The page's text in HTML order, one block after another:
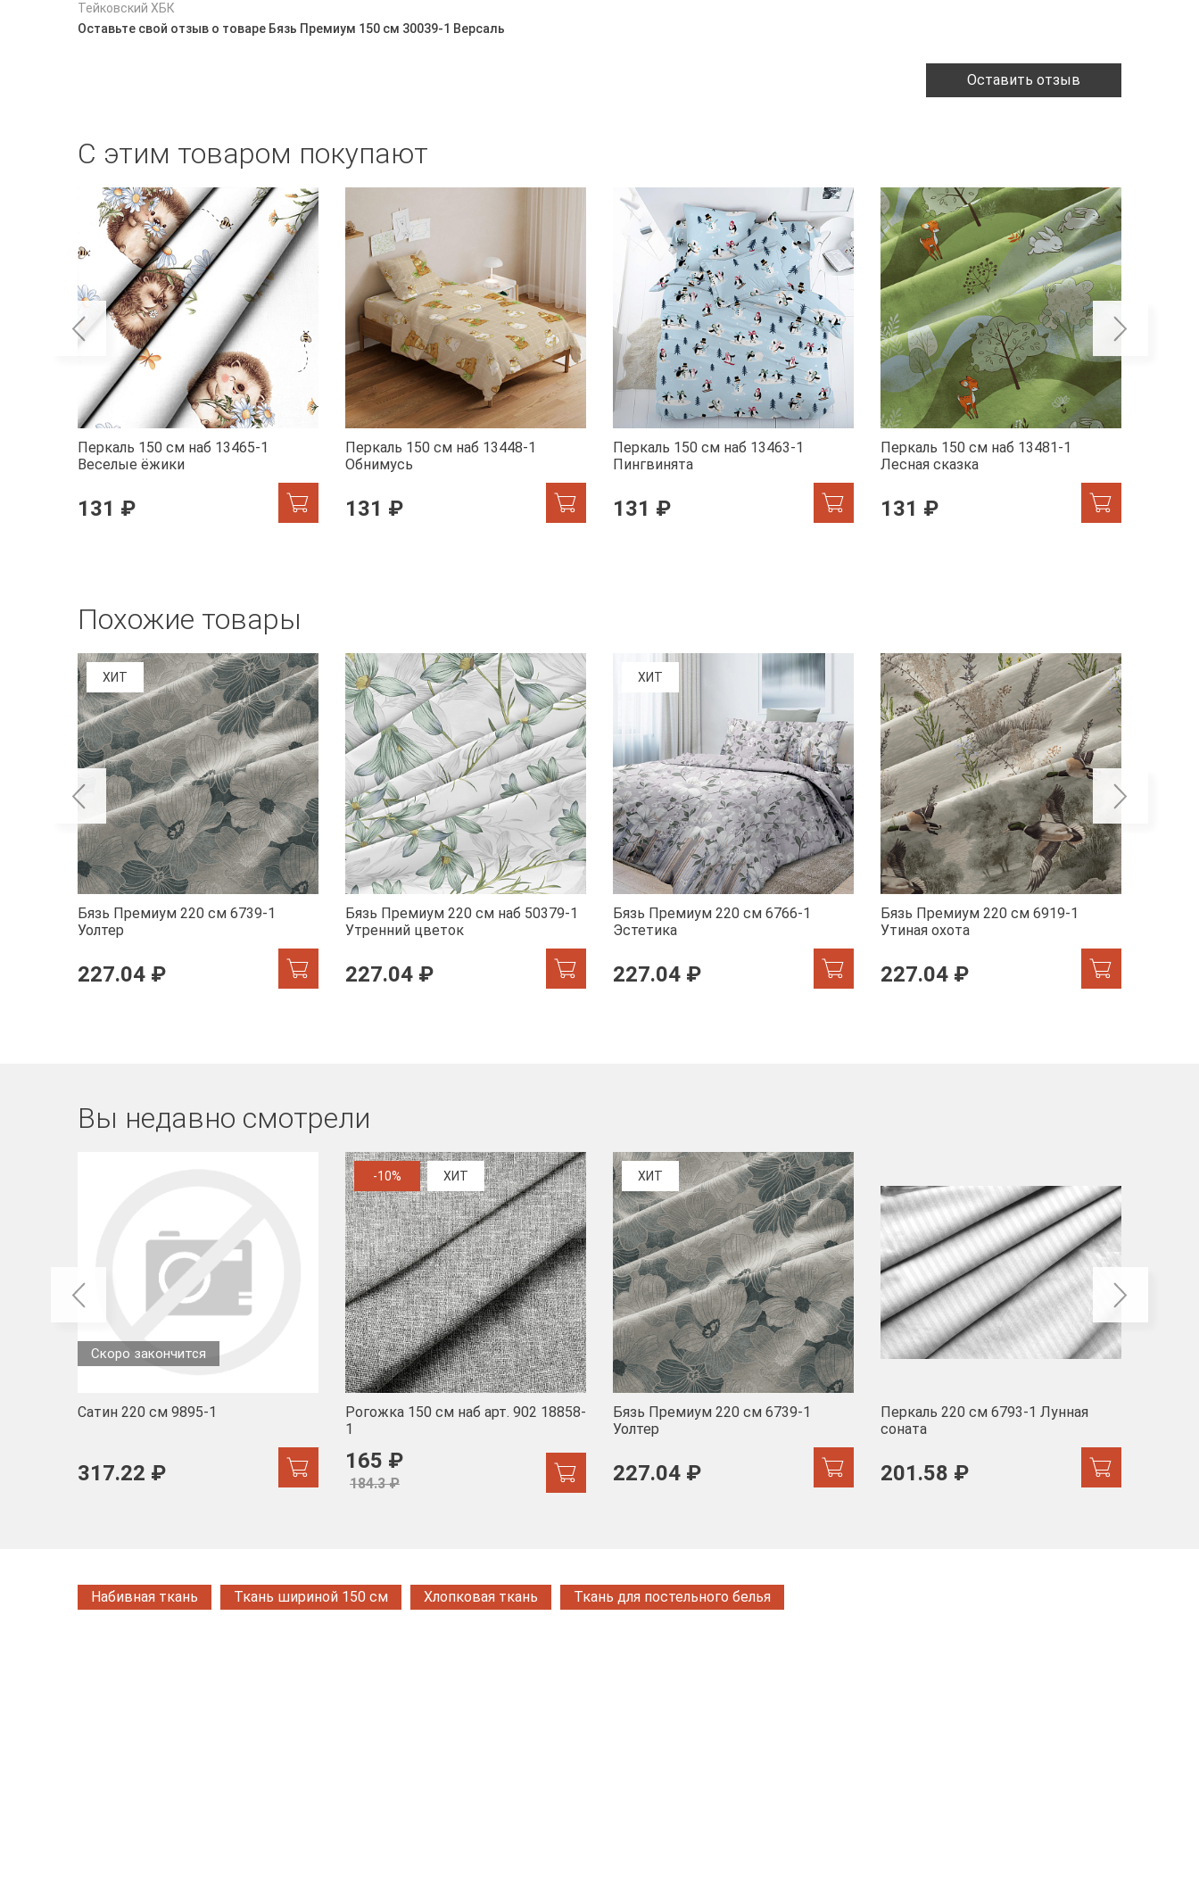
Тейковский ХБК
Оставьте свой отзыв о товаре Бязь Премиум 150 см 30039-1 Версаль
Оставить отзыв
С этим товаром покупают
Перкаль 150 см наб 13465-1
Веселые ёжики
131 ₽
Перкаль 150 см наб 13448-1
Обнимусь
131 ₽
Перкаль 150 см наб 13463-1
Пингвинята
131 ₽
Перкаль 150 см наб 13481-1
Лесная сказка
131 ₽
Похожие товары
ХИТ
Бязь Премиум 220 см 6739-1
Уолтер
227.04 ₽
Бязь Премиум 220 см наб 50379-1
Утренний цветок
227.04 ₽
ХИТ
Бязь Премиум 220 см 6766-1
Эстетика
227.04 ₽
Бязь Премиум 220 см 6919-1
Утиная охота
227.04 ₽
Вы недавно смотрели
Скоро закончится
Сатин 220 см 9895-1
317.22 ₽
-10% ХИТ
Рогожка 150 см наб арт. 902 18858-
1
165 ₽
184.3 ₽
ХИТ
Бязь Премиум 220 см 6739-1
Уолтер
227.04 ₽
Перкаль 220 см 6793-1 Лунная
соната
201.58 ₽
Набивная ткань Ткань шириной 150 см Хлопковая ткань Ткань для постельного белья